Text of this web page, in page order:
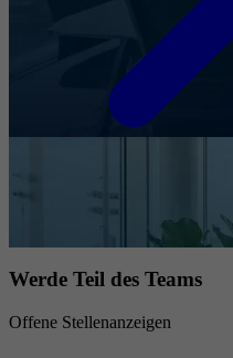
Werde Teil des Teams
Offene Stellenanzeigen